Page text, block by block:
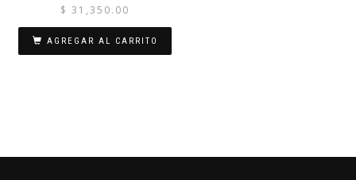
$ 31,350.00
AGREGAR AL CARRITO